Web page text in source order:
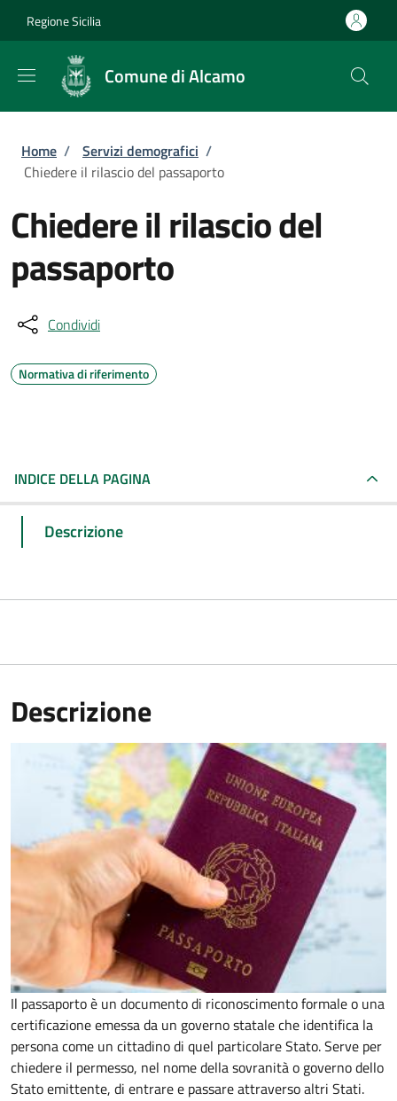
Regione Sicilia
Comune di Alcamo
Briciole di pane
Home / Servizi demografici /
Chiedere il rilascio del passaporto
Chiedere il rilascio del
passaporto
Condividi
Normativa di riferimento
INDICE DELLA PAGINA
Descrizione
Descrizione
Il passaporto è un documento di riconoscimento formale o una
certificazione emessa da un governo statale che identifica la
persona come un cittadino di quel particolare Stato. Serve per
chiedere il permesso, nel nome della sovranità o governo dello
Stato emittente, di entrare e passare attraverso altri Stati.